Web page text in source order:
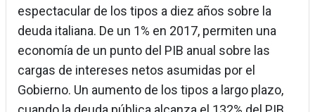
espectacular de los tipos a diez años sobre la
deuda italiana. De un 1% en 2017, permiten una
economía de un punto del PIB anual sobre las
cargas de intereses netos asumidas por el
Gobierno. Un aumento de los tipos a largo plazo,